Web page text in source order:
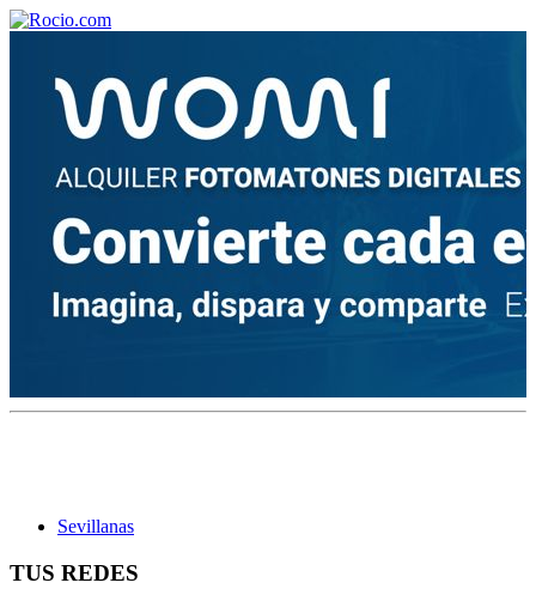
Sevillanas
TUS REDES
¡Bienvenido! Soy el asistente virtual de rocio.com.
¿En qué puedo ayudarte?
¿Cuándo se construyó la primera ermita?
El traslado cada siete años